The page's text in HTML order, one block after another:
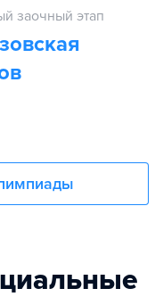
заочный этап